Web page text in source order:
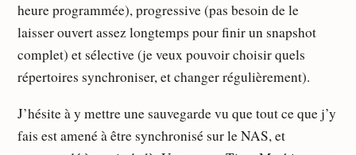
heure programmée), progressive (pas besoin de le
laisser ouvert assez longtemps pour finir un snapshot
complet) et sélective (je veux pouvoir choisir quels
répertoires synchroniser, et changer régulièrement).
J’hésite à y mettre une sauvegarde vu que tout ce que j’y
fais est amené à être synchronisé sur le NAS, et